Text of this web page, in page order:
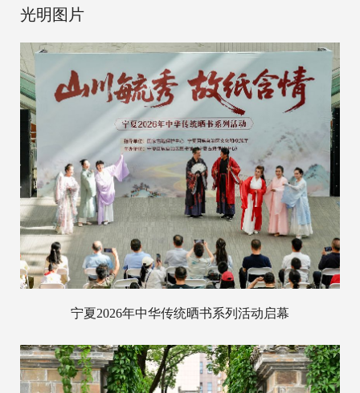
光明图片
宁夏2026年中华传统晒书系列活动启幕